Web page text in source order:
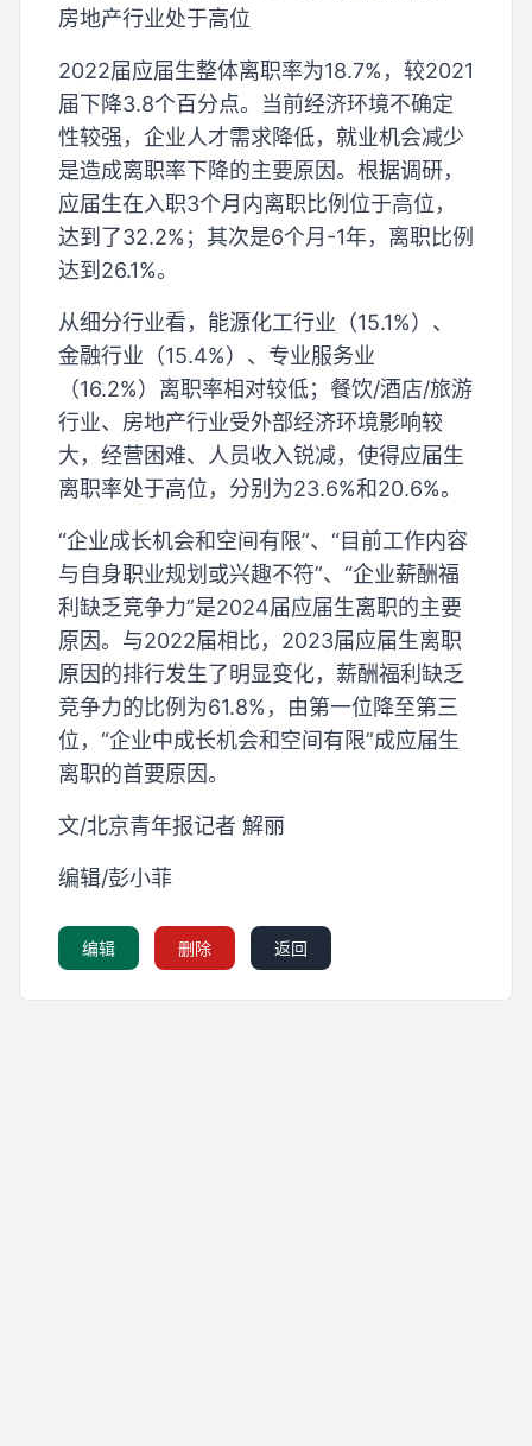
房地产行业处于高位
2022届应届生整体离职率为18.7%，较2021
届下降3.8个百分点。当前经济环境不确定
性较强，企业人才需求降低，就业机会减少
是造成离职率下降的主要原因。根据调研，
应届生在入职3个月内离职比例位于高位，
达到了32.2%；其次是6个月-1年，离职比例
达到26.1%。
从细分行业看，能源化工行业（15.1%）、
金融行业（15.4%）、专业服务业
（16.2%）离职率相对较低；餐饮/酒店/旅游
行业、房地产行业受外部经济环境影响较
大，经营困难、人员收入锐减，使得应届生
离职率处于高位，分别为23.6%和20.6%。
“企业成长机会和空间有限”、“目前工作内容
与自身职业规划或兴趣不符”、“企业薪酬福
利缺乏竞争力”是2024届应届生离职的主要
原因。与2022届相比，2023届应届生离职
原因的排行发生了明显变化，薪酬福利缺乏
竞争力的比例为61.8%，由第一位降至第三
位，“企业中成长机会和空间有限”成应届生
离职的首要原因。
文/北京青年报记者 解丽
编辑/彭小菲
编辑 删除 返回